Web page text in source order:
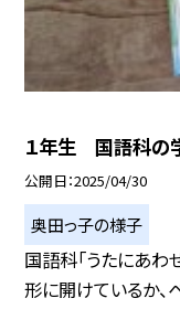
１年生 国語科の学
公開日 2025/04/30
奥田っ子の様子
国語科「うたにあわ
形に開けているか、